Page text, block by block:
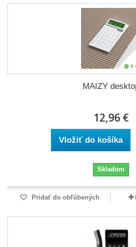
MAIZY
12,96 €
Vložiť do košíka
Skladom
Pridať do obľúbených